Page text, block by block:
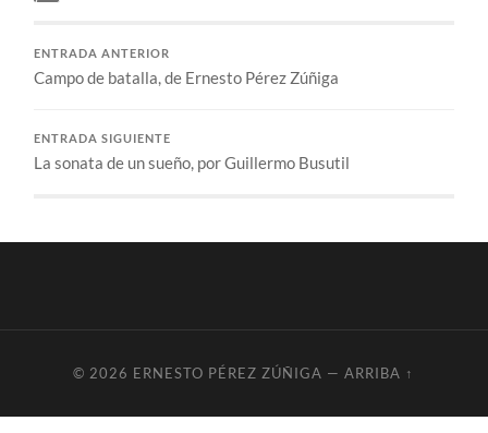
ENTRADA ANTERIOR
Campo de batalla, de Ernesto Pérez Zúñiga
ENTRADA SIGUIENTE
La sonata de un sueño, por Guillermo Busutil
© 2026 ERNESTO PÉREZ ZÚÑIGA —ARRIBA ↑